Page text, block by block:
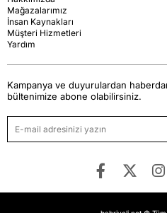
Mağazalarımız
İnsan Kaynakları
Müşteri Hizmetleri
Yardım
Kampanya ve duyurulardan
bültenimize abone olabilirsiniz.